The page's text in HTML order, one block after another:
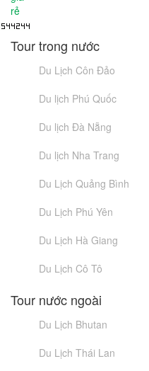
Tour trong nước
Du Lịch Côn Đảo
Du lịch Phú Quốc
Du lịch Đà Nẵng
Du lịch Nha Trang
Du Lịch Quảng Bình
Du Lịch Phú Yên
Du Lịch Hà Giang
Du Lịch Cô Tô
Tour nước ngoài
Du Lịch Bhutan
Du Lịch Thái Lan